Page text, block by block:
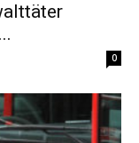
0